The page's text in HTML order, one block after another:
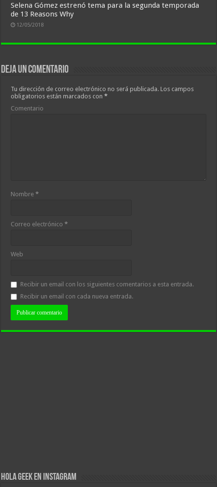
Selena Gómez estrenó tema para la segunda temporada
de 13 Reasons Why
12/05/2018
Deja un comentario
Tu dirección de correo electrónico no será publicada. Los campos
obligatorios están marcados con*
Comentario
Nombre*
Correo electrónico*
Web
Recibir un email con los siguientes comentarios a esta entrada.
Recibir un email con cada nueva entrada.
Hola Geek en Instagram